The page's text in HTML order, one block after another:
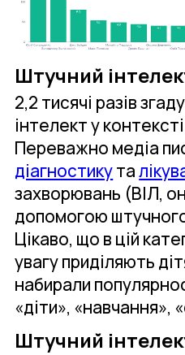
Штучний
2,2 тисячі разів
інтелект у
Переважно медіа
діагностикута
захворювань (ВІЛ,
допомогою
Цікаво, що в цій
увагу приділяють
набирали
«діти», «навчання»,
Штучний